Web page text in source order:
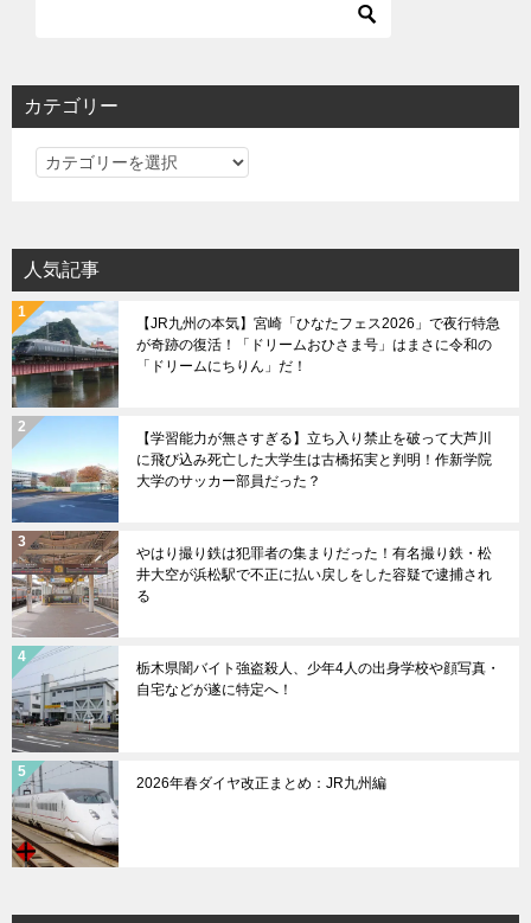
シカテゴリー
カ
リ
ー
人気記事
【JR九州の本気】宮崎「ひなたフェス2026」で夜行特急
が奇跡の復活！「ドリームおひさま号」はまさに令和の
「ドリームにちりん」だ！
【学習能力が無さすぎる】立ち入り禁止を破って大芦川
に飛び込み死亡した大学生は古橋拓実と判明！作新学院
大学のサッカー部員だった？
やはり撮り鉄は犯罪者の集まりだった！有名撮り鉄・松
井大空が浜松駅で不正に払い戻しをした容疑で逮捕され
る
栃木県闇バイト強盗殺人、少年4人の出身学校や顔写真・
自宅などが遂に特定へ！
2026年春ダイヤ改正まとめ：JR九州編